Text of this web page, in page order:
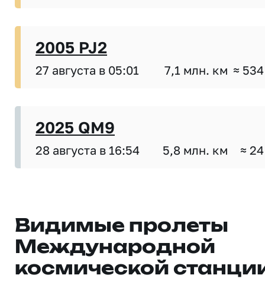
2005 PJ2
27 августа в 05:01 7,1 млн. км ≈
2025 QM9
28 августа в 16:54 5,8 млн. км ≈
Видимые пролеты
Международной
космической